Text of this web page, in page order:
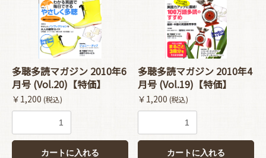
多聴多読マガジン 2010年6
月号 (Vol.20)【特価】
￥1,200 (税込)
カートに入れる
多聴多読マガジン 2010年4
月号 (Vol.19)【特価】
￥1,200 (税込)
カートに入れる